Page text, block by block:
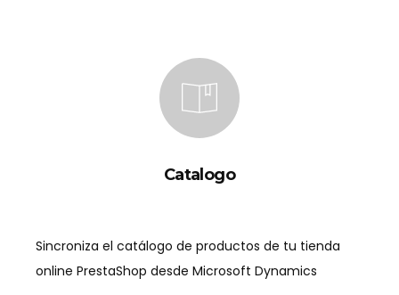
Catalogo
Sincroniza el catálogo de productos de tu tienda
online PrestaShop desde Microsoft Dynamics